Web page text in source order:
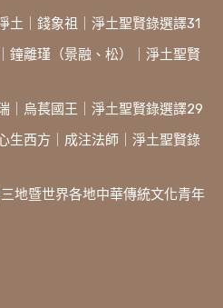
土｜錢象祖｜淨土聖賢錄選譯31
鐘離瑾（景融、松）｜淨土聖賢
｜烏萇國王｜淨土聖賢錄選譯29
生西方｜成注法師｜淨土聖賢錄
地暨世界各地中華傳統文化青年